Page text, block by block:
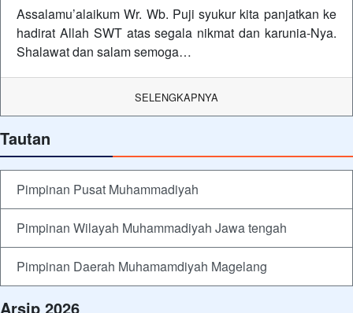
Assalamu’alaikum Wr. Wb. Puji syukur kita panjatkan ke
hadirat Allah SWT atas segala nikmat dan karunia-Nya.
Shalawat dan salam semoga…
SELENGKAPNYA
Tautan
Pimpinan Pusat Muhammadiyah
Pimpinan Wilayah Muhammadiyah Jawa tengah
Pimpinan Daerah Muhamamdiyah Magelang
Arsip 2026